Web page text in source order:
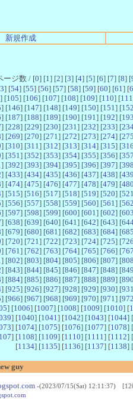
新規作成
ージ数 / [0] [1 ] [2] [3] [4] [5] [6] [7] [8] [
] [54] [55] [56] [57] [58] [59] [60] [61 ] [
] [105] [106] [107] [108] [109] [110] [111
] [146] [147] [148] [149] [150] [151 ] [152
] [187] [188] [189] [190] [191 ] [192] [193
] [228] [229] [230] [231 ] [232] [233] [
] [269] [270] [271 ] [272] [273] [274] [275
] [310] [311 ] [312] [313] [314] [315] [316
] [351 ] [352] [353] [354] [355] [356] [357
] [392] [393] [394] [395] [396] [397] [398
] [433] [434] [435] [436] [437] [438] [439
] [474] [475] [476] [477] [478] [479] [480
] [515] [516] [517] [518] [519] [520] [521
] [556] [557] [558] [559] [560] [561 ] [562
] [597] [598] [599] [600] [601 ] [602] [603
] [638] [639] [640] [641 ] [642] [643] [
] [679] [680] [681 ] [682] [683] [684] [685
] [720] [721 ] [722] [723] [724] [725] [726
] [761 ] [762] [763] [764] [765] [766] [767
] [802] [803] [804] [805] [806] [807] [808
] [843] [844] [845] [846] [847] [848] [849
] [884] [885] [886] [887] [888] [889] [890
] [925] [926] [927] [928] [929] [930] [931
] [966] [967] [968] [969] [970] [971 ] [972
] [1006] [1007] [1008] [1009] [1010] [
] [1040] [1041 ] [1042] [1043] [1044] [
] [1074] [1075] [1076] [1077] [1078] [
] [1108] [1109] [1110] [1111 ] [1112] [
[1134] [1135] [1136] [1137] [1138] [
guy
-(2023/07/15(Sat) 12:11:37)